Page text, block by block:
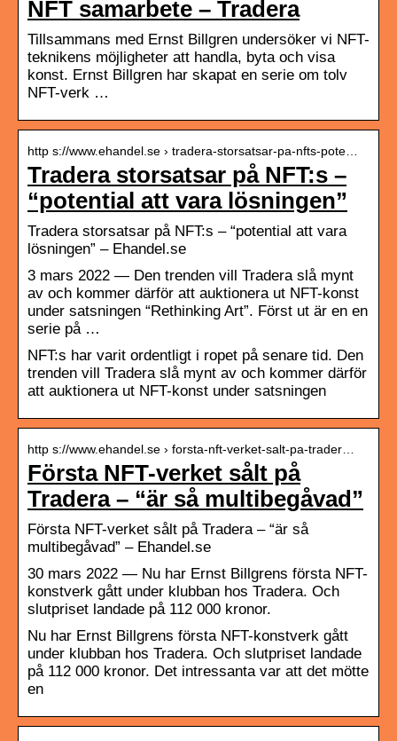
NFT samarbete – Tradera
Tillsammans med Ernst Billgren undersöker vi NFT-
teknikens möjligheter att handla, byta och visa
konst. Ernst Billgren har skapat en serie om tolv
NFT-verk …
http s://www.ehandel.se › tradera-storsatsar-pa-nfts-pote…
Tradera storsatsar på NFT:s –
“potential att vara lösningen”
Tradera storsatsar på NFT:s – “potential att vara
lösningen” – Ehandel.se
3 mars 2022 — Den trenden vill Tradera slå mynt
av och kommer därför att auktionera ut NFT-konst
under satsningen “Rethinking Art”. Först ut är en en
serie på …
NFT:s har varit ordentligt i ropet på senare tid. Den
trenden vill Tradera slå mynt av och kommer därför
att auktionera ut NFT-konst under satsningen
http s://www.ehandel.se › forsta-nft-verket-salt-pa-trader…
Första NFT-verket sålt på
Tradera – “är så multibegåvad”
Första NFT-verket sålt på Tradera – “är så
multibegåvad” – Ehandel.se
30 mars 2022 — Nu har Ernst Billgrens första NFT-
konstverk gått under klubban hos Tradera. Och
slutpriset landade på 112 000 kronor.
Nu har Ernst Billgrens första NFT-konstverk gått
under klubban hos Tradera. Och slutpriset landade
på 112 000 kronor. Det intressanta var att det mötte
en